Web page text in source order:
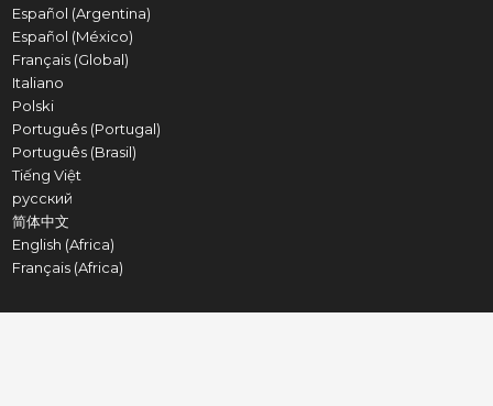
Español (Argentina)
Español (México)
Français (Global)
Italiano
Polski
Português (Portugal)
Português (Brasil)
Tiếng Việt
русский
简体中文
English (Africa)
Français (Africa)